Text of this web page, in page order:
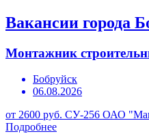
Вакансии города
Монтажник
Бобруйск
06.08.2026
от 2600 руб. СУ-256 ОАО
Подробнее